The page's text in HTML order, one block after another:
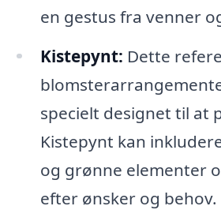
en gestus fra venner
Kistepynt: Dette
specielt designet til at
Kistepynt kan
og grønne elementer
efter ønsker og behov.